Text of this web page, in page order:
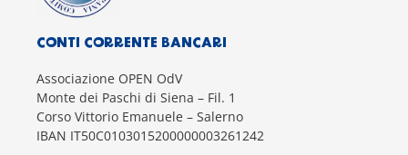
CONTI CORRENTE BANCARI
Associazione OPEN OdV
Monte dei Paschi di Siena – Fil. 1
Corso Vittorio Emanuele – Salerno
IBAN IT50C0103015200000003261242